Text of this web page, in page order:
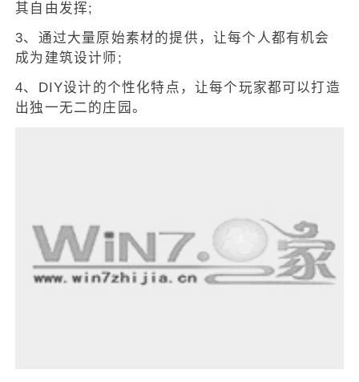
其自由发挥;
3、通过大量原始素材的提供，让每个人都有机会
成为建筑设计师;
4、DIY设计的个性化特点，让每个玩家都可以打造
出独一无二的庄园。